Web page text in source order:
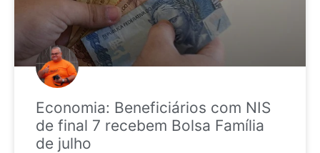
Economia: Beneficiários com NIS
de final 7 recebem Bolsa Família
de julho